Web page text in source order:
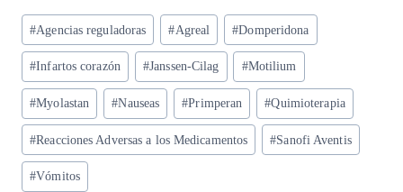
ts
A
p
eg
ra
m
eb
o
o
ke
dI
n
ai
l
re
Etiquetas
de
la
entrada:
#Agencias reguladoras #Agreal #Domperidona
#Infartos corazón #Janssen-Cilag #Motilium
#Myolastan #Nauseas #Primperan #Quimioterapia
#Reacciones Adversas a los Medicamentos #Sanofi Aventis
#Vómitos